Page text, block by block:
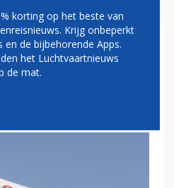
OPENT
ISTANBUL
korting op het beste van
Krijg onbeperkt
de bijbehorende Apps.
het Luchtvaartnieuws
de mat.